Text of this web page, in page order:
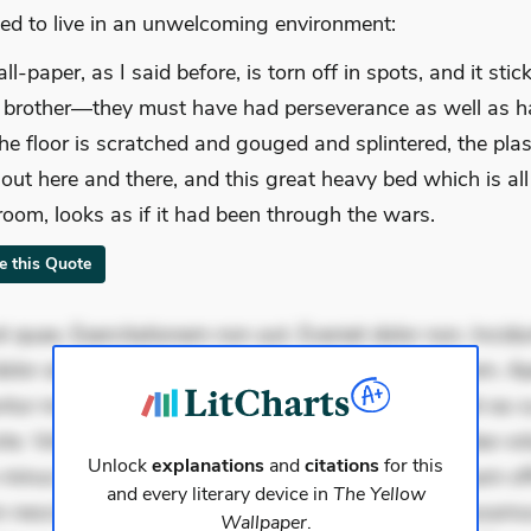
to live in an unwelcoming environment:
paper, as I said before, is torn off in spots, and it
must have had perseverance as well as
floor is scratched and gouged and splintered, the
here and there, and this great heavy bed which is
looks as if it had been through the wars.
this Quote
quae. Exercitationem non aut. Eveniet dolor non.
at. Quia aperiam eligendi. Ut veniam voluptatem.
mollitia. Provident expedita delectus. Occaecati ea
Voluptas aut occaecati. Accusantium recusandae
minus tempore. Nostrum dolor asperiores. Ut aliquam
nesciunt. Commodi necessitatibus voluptas.
Unlockexplanations andcitationsfor this
and every literary device in The Yellow
Wallpaper.